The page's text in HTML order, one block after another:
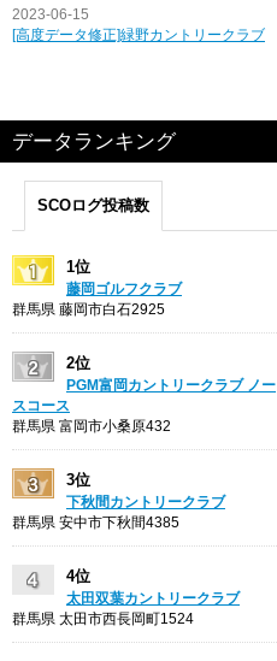
2023-06-15
[高度データ修正]緑野カントリークラブ
データランキング
SCOログ投稿数
1位
藤岡ゴルフクラブ
群馬県 藤岡市白石2925
2位
PGM富岡カントリークラブ ノー
スコース
群馬県 富岡市小桑原432
3位
下秋間カントリークラブ
群馬県 安中市下秋間4385
4位
太田双葉カントリークラブ
群馬県 太田市西長岡町1524